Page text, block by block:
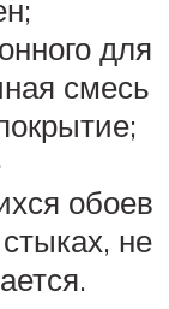
для
смесь
обоев
не